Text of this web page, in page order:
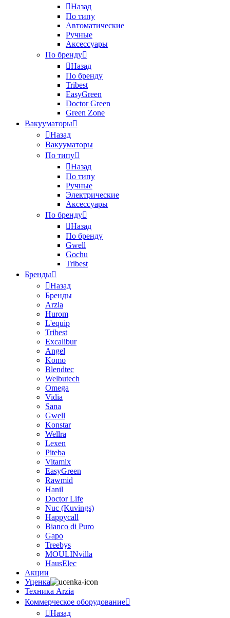
Назад
По типу
Автоматические
Ручные
Аксессуары
По бренду
Назад
По бренду
Tribest
EasyGreen
Doctor Green
Green Zone
Вакууматоры
Назад
Вакууматоры
По типу
Назад
По типу
Ручные
Электрические
Аксессуары
По бренду
Назад
По бренду
Gwell
Gochu
Tribest
Бренды
Назад
Бренды
Arzia
Hurom
L'equip
Tribest
Excalibur
Angel
Komo
Blendtec
Welbutech
Omega
Vidia
Sana
Gwell
Konstar
Wellra
Lexen
Piteba
Vitamix
EasyGreen
Rawmid
Hanil
Doctor Life
Nuc (Kuvings)
Happycall
Bianco di Puro
Gapo
Treebys
MOULINvilla
HausElec
Акции
Уценка
Техника Arzia
Коммерческое оборудование
Назад